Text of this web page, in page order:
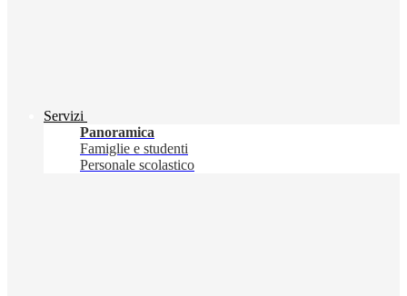
Servizi
Panoramica
Famiglie e studenti
Personale scolastico